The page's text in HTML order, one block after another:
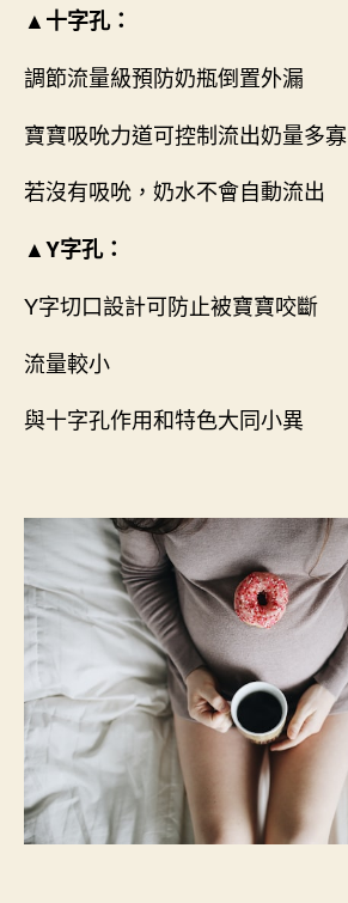
▲十字孔：
調節流量級預防奶瓶倒置外漏
寶寶吸吮力道可控制流出奶量多寡
若沒有吸吮，奶水不會自動流出
▲Y字孔：
Y字切口設計可防止被寶寶咬斷
流量較小
與十字孔作用和特色大同小異